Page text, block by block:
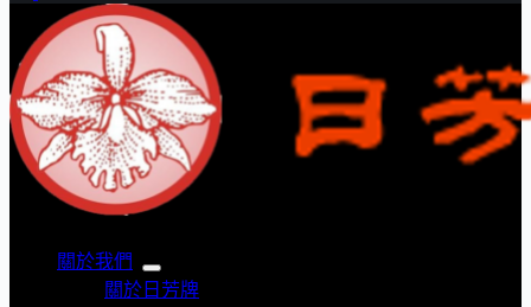
關於我們
關於日芳牌